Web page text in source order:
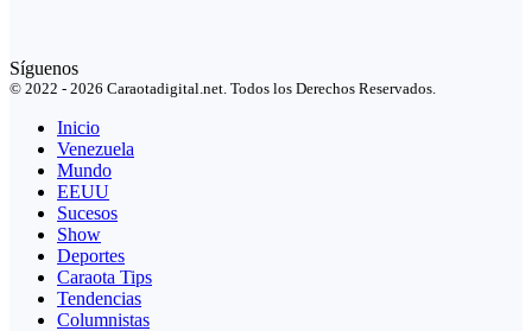
Síguenos
© 2022 - 2026 Caraotadigital.net. Todos los Derechos Reservados.
Inicio
Venezuela
Mundo
EEUU
Sucesos
Show
Deportes
Caraota Tips
Tendencias
Columnistas